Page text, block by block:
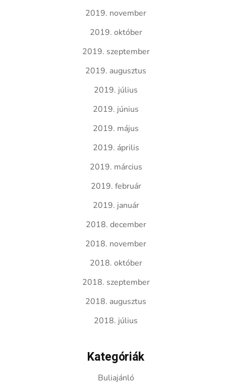
2019. november
2019. október
2019. szeptember
2019. augusztus
2019. július
2019. június
2019. május
2019. április
2019. március
2019. február
2019. január
2018. december
2018. november
2018. október
2018. szeptember
2018. augusztus
2018. július
Kategóriák
Buliajánló